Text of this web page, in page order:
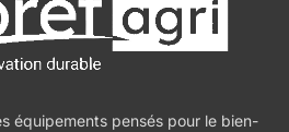
équipements pensés pour le bien-